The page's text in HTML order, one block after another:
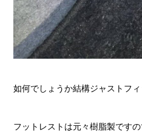
如何でしょうか結構ジャストフィ
フットレストは元々樹脂製です